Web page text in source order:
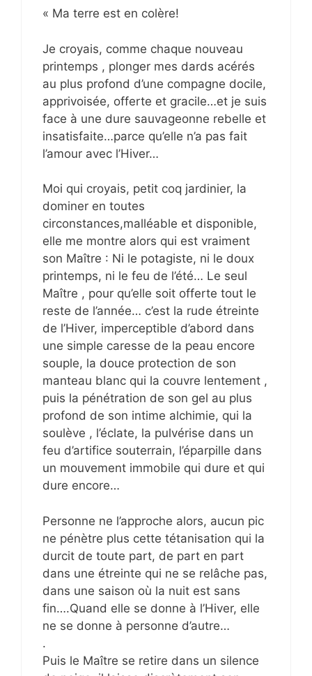
« Ma terre est en colère!
Je croyais, comme chaque nouveau
printemps , plonger mes dards acérés
au plus profond d’une compagne docile,
apprivoisée, offerte et gracile…et je suis
face à une dure sauvageonne rebelle et
insatisfaite…parce qu’elle n’a pas fait
l’amour avec l’Hiver…
Moi qui croyais, petit coq jardinier, la
dominer en toutes
circonstances,malléable et disponible,
elle me montre alors qui est vraiment
son Maître : Ni le potagiste, ni le doux
printemps, ni le feu de l’été… Le seul
Maître , pour qu’elle soit offerte tout le
reste de l’année… c’est la rude étreinte
de l’Hiver, imperceptible d’abord dans
une simple caresse de la peau encore
souple, la douce protection de son
manteau blanc qui la couvre lentement ,
puis la pénétration de son gel au plus
profond de son intime alchimie, qui la
soulève , l’éclate, la pulvérise dans un
feu d’artifice souterrain, l’éparpille dans
un mouvement immobile qui dure et qui
dure encore…
Personne ne l’approche alors, aucun pic
ne pénètre plus cette tétanisation qui la
durcit de toute part, de part en part
dans une étreinte qui ne se relâche pas,
dans une saison où la nuit est sans
fin….Quand elle se donne à l’Hiver, elle
ne se donne à personne d’autre…
.
Puis le Maître se retire dans un silence